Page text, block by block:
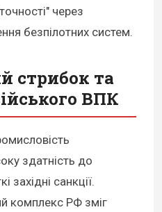
через
безпілотних систем.
стрибок та
ВПК
здатність до
західні санкції.
комплекс РФ зміг